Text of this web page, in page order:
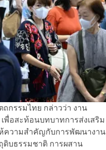
กรรมไทย กล่าวว่า งาน
พื่อสะท้อนบทบาทการส่งเสริม
ความสำคัญกับการพัฒนางาน
ดิบธรรมชาติ การผสาน